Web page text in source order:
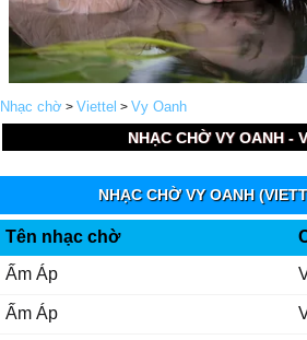
Nhạc chờ > Viettel > Vy Oanh
NHẠC CHỜ VY OANH -
NHẠC CHỜ VY OANH
Tên nhạc chờ
Ấm Áp
Ấm Áp